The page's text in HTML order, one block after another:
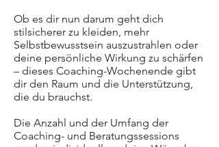
Ob es dir nun darum geht dich
stilsicherer zu kleiden, mehr
Selbstbewusstsein auszustrahlen oder
deine persönliche Wirkung zu schärfen
– dieses Coaching-Wochenende gibt
dir den Raum und die Unterstützung,
die du brauchst.
Die Anzahl und der Umfang der
Coaching- und Beratungssessions